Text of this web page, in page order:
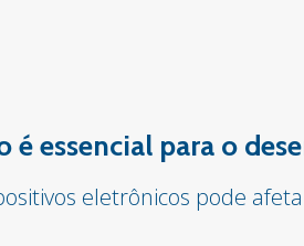
essencial para o
eletrônicos pode